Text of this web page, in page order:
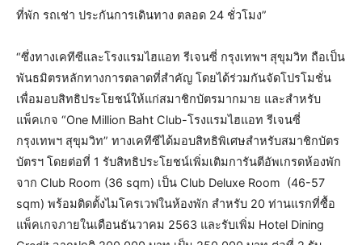
ที่พัก รถเช่า ประกันการเดินทาง ตลอด 24 ชั่วโมง”
“ซึ่งทางเคทีซีและโรงแรมไฮแอท รีเจนซี่ กรุงเทพฯ สุขุมวิท ถือเป็น
พันธมิตรหลักทางการตลาดที่สำคัญ โดยได้ร่วมกันจัดโปรโมชั่น
เพื่อมอบสิทธิประโยชน์ให้แก่สมาชิกบัตรมากมาย และสำหรับ
แพ็คเกจ “One Million Baht Club-โรงแรมไฮแอท รีเจนซี่
กรุงเทพฯ สุขุมวิท” ทางเคทีซีได้มอบสิทธิพิเศษสำหรับสมาชิกบัตร
บัตรฯ โดยต่อที่ 1 รับสิทธิประโยชน์เพิ่มเติมการันตีอัพเกรดห้องพัก
จาก Club Room (36 sqm) เป็น Club Deluxe Room (46-57
sqm) พร้อมติดตั้งไมโครเวฟในห้องพัก สำหรับ 20 ท่านแรกที่ซื้อ
แพ็คเกจภายในเดือนธันวาคม 2563 และรับเพิ่ม Hotel Dining